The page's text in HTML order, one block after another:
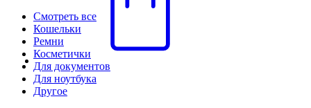
Смотреть все
Кошельки
Ремни
Косметички
Для документов
Для ноутбука
Другое